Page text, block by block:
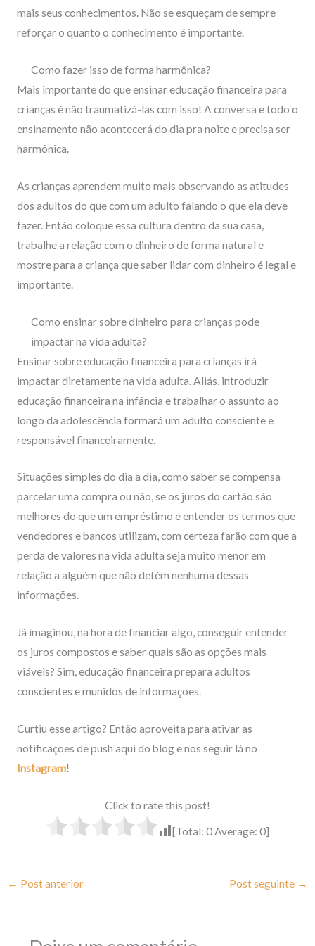
mais seus conhecimentos. Não se esqueçam de sempre
reforçar o quanto o conhecimento é importante.
Como fazer isso de forma harmônica?
Mais importante do que ensinar educação financeira para
crianças é não traumatizá-las com isso! A conversa e todo o
ensinamento não acontecerá do dia pra noite e precisa ser
harmônica.
As crianças aprendem muito mais observando as atitudes
dos adultos do que com um adulto falando o que ela deve
fazer. Então coloque essa cultura dentro da sua casa,
trabalhe a relação com o dinheiro de forma natural e
mostre para a criança que saber lidar com dinheiro é legal e
importante.
Como ensinar sobre dinheiro para crianças pode
impactar na vida adulta?
Ensinar sobre educação financeira para crianças irá
impactar diretamente na vida adulta. Aliás, introduzir
educação financeira na infância e trabalhar o assunto ao
longo da adolescência formará um adulto consciente e
responsável financeiramente.
Situações simples do dia a dia, como saber se compensa
parcelar uma compra ou não, se os juros do cartão são
melhores do que um empréstimo e entender os termos que
vendedores e bancos utilizam, com certeza farão com que a
perda de valores na vida adulta seja muito menor em
relação a alguém que não detém nenhuma dessas
informações.
Já imaginou, na hora de financiar algo, conseguir entender
os juros compostos e saber quais são as opções mais
viáveis? Sim, educação financeira prepara adultos
conscientes e munidos de informações.
Curtiu esse artigo? Então aproveita para ativar as
notificações de push aqui do blog e nos seguir lá no
Instagram!
Click to rate this post!
[Total: 0Average: 0]
← Post anterior Post seguinte →